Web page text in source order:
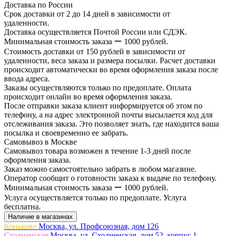
Доставка по России
Срок доставки от 2 до 14 дней в зависимости от
удаленности.
Доставка осуществляется Почтой России или СДЭК.
Минимальная стоимость заказа ー 1000 рублей.
Стоимость доставки от 150 рублей в зависимости от
удаленности, веса заказа и размера посылки. Расчет доставки
происходит автоматически во время оформления заказа после
ввода адреса.
Заказы осуществляются только по предоплате. Оплата
происходит онлайн во время оформления заказа.
После отправки заказа клиент информируется об этом по
телефону, а на адрес электронной почты высылается код для
отслеживания заказа. Это позволяет знать, где находится ваша
посылка и своевременно ее забрать.
Самовывоз в Москве
Самовывоз товара возможен в течение 1-3 дней после
оформления заказа.
Заказ можно самостоятельно забрать в любом магазине.
Оператор сообщит о готовности заказа к выдаче по телефону.
Минимальная стоимость заказа ー 1000 рублей.
Услуга осуществляется только по предоплате. Услуга
бесплатна.
Наличие в магазинах
Коньково Москва, ул. Профсоюзная, дом 126